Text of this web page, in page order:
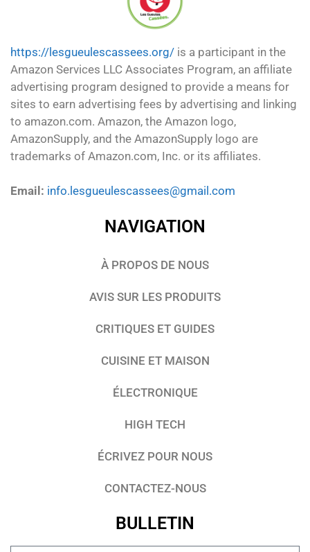
https://lesgueulescassees.org/ is a participant in the
Amazon Services LLC Associates Program, an affiliate
advertising program designed to provide a means for
sites to earn advertising fees by advertising and linking
to amazon.com. Amazon, the Amazon logo,
AmazonSupply, and the AmazonSupply logo are
trademarks of Amazon.com, Inc. or its affiliates.
Email: info.lesgueulescassees@gmail.com
NAVIGATION
À PROPOS DE NOUS
AVIS SUR LES PRODUITS
CRITIQUES ET GUIDES
CUISINE ET MAISON
ÉLECTRONIQUE
HIGH TECH
ÉCRIVEZ POUR NOUS
CONTACTEZ-NOUS
BULLETIN